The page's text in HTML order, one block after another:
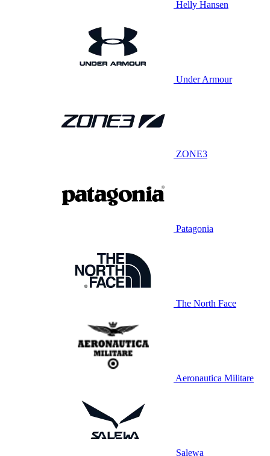
Helly Hansen
Under Armour
ZONE3
Patagonia
The North Face
Aeronautica Militare
Salewa